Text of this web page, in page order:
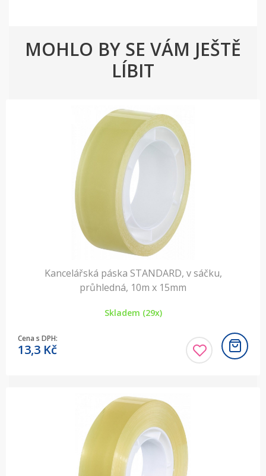
MOHLO BY SE VÁM JEŠTĚ
LÍBIT
Kancelářská páska STANDARD, v sáčku,
průhledná, 10m x 15mm
Skladem (29x)
Cena s DPH:
13,3 Kč